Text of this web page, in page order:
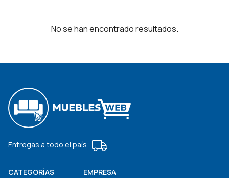
No se han encontrado resultados.
Entregas a todo el país
CATEGORÍAS EMPRESA